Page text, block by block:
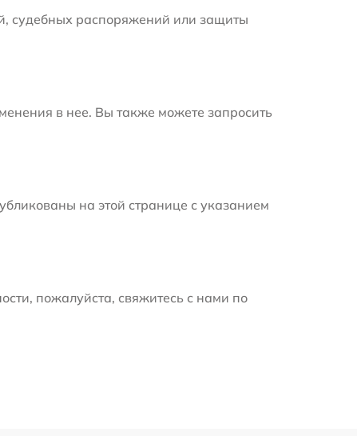
судебных распоряжений или защиты
в нее. Вы также можете запросить
на этой странице с указанием
пожалуйста, свяжитесь с нами по